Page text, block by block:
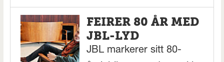
FEIRER 80 ÅR MED
JBL-LYD
JBL markerer sitt 80-